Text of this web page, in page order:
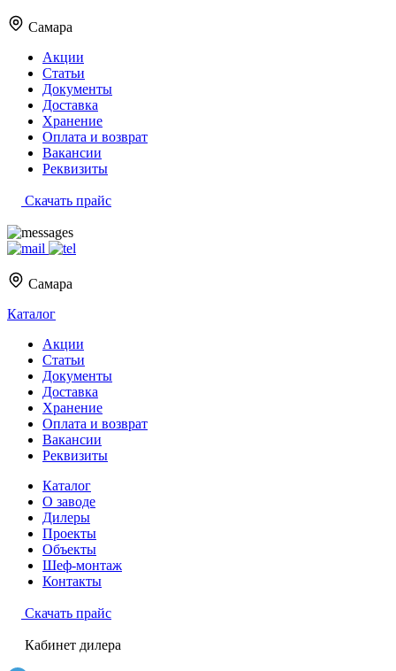
Самара
Акции
Статьи
Документы
Доставка
Хранение
Оплата и возврат
Вакансии
Реквизиты
Скачать прайс
Самара
Каталог
Акции
Статьи
Документы
Доставка
Хранение
Оплата и возврат
Вакансии
Реквизиты
Каталог
О заводе
Дилеры
Проекты
Объекты
Шеф-монтаж
Контакты
Скачать прайс
Кабинет дилера